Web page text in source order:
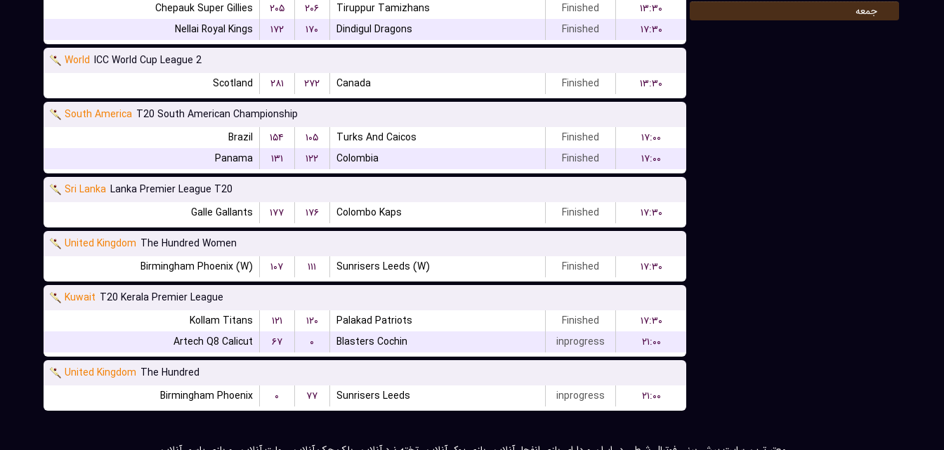
جمعه
Chepauk Super Gillies
۲۰۵ ۲۰۶ Tiruppur Tamizhans Finished
۱۳:۳۰
Nellai Royal Kings
۱۷۲ ۱۷۰ Dindigul Dragons Finished
۱۷:۳۰
World ICC World Cup League 2
Scotland
۲۸۱ ۲۷۲ Canada Finished
۱۳:۳۰
South America T20 South American Championship
Brazil
۱۵۴ ۱۰۵ Turks And Caicos Finished
۱۷:۰۰
Panama
۱۳۱ ۱۲۲ Colombia Finished
۱۷:۰۰
Sri Lanka Lanka Premier League T20
Galle Gallants
۱۷۷ ۱۷۶ Colombo Kaps Finished
۱۷:۳۰
United Kingdom The Hundred Women
Birmingham Phoenix (W)
۱۰۷ ۱۱۱ Sunrisers Leeds (W) Finished
۱۷:۳۰
Kuwait T20 Kerala Premier League
Kollam Titans
۱۲۱ ۱۲۰ Palakad Patriots Finished
۱۷:۳۰
Artech Q8 Calicut
۶۷ ۰ Blasters Cochin inprogress
۲۱:۰۰
United Kingdom The Hundred
Birmingham Phoenix
۰ ۷۷ Sunrisers Leeds inprogress ۲۱:۰۰